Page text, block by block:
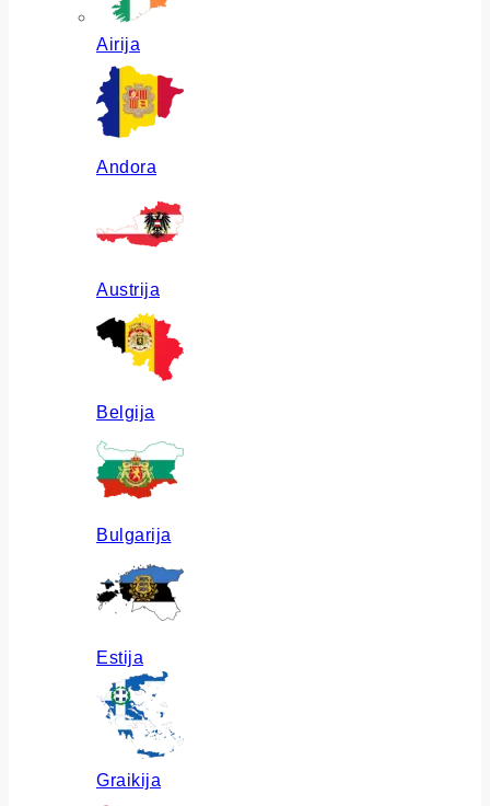
Airija
Andora
Austrija
Belgija
Bulgarija
Estija
Graikija